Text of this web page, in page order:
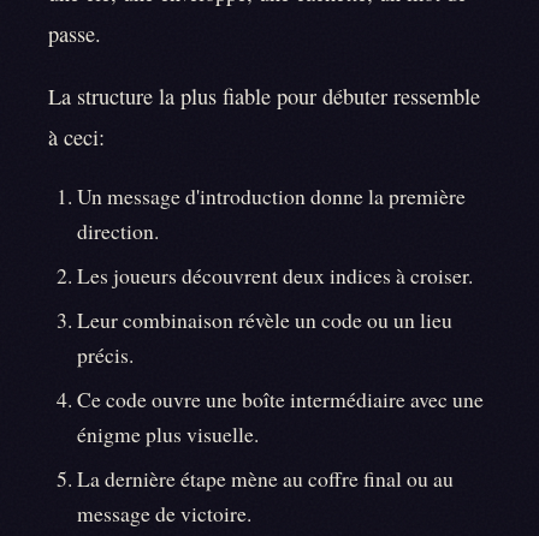
passe.
La structure la plus fiable pour débuter ressemble
à ceci:
Un message d'introduction donne la première
direction.
Les joueurs découvrent deux indices à croiser.
Leur combinaison révèle un code ou un lieu
précis.
Ce code ouvre une boîte intermédiaire avec une
énigme plus visuelle.
La dernière étape mène au coffre final ou au
message de victoire.